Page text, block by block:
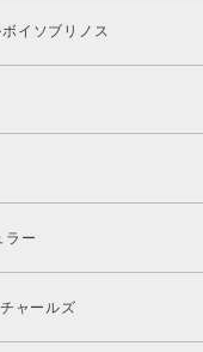
イソブリノス
ラー
ャールズ